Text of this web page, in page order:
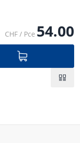
CHF / Pce 54.00